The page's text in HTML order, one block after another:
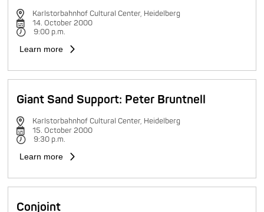
Karlstorbahnhof Cultural Center, Heidelberg
14. October 2000
9:00 p.m.
Learn more
Giant Sand Support: Peter Bruntnell
Karlstorbahnhof Cultural Center, Heidelberg
15. October 2000
9:30 p.m.
Learn more
Conjoint